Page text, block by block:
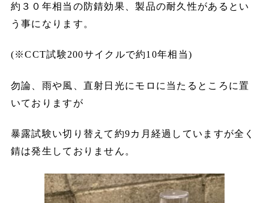
約３０年相当の防錆効果、製品の耐久性があるとい
う事になります。
(※CCT試験200サイクルで約10年相当)
勿論、雨や風、直射日光にモロに当たるところに置
いておりますが
暴露試験い切り替えて約9カ月経過していますが全く
錆は発生しておりません。